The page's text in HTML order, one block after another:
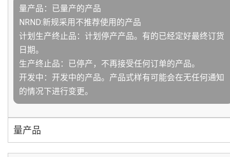
量产品：已量产的产品
NRND:新规采用不推荐使用的产品
计划生产终止品：计划停产产品。有的已经定好最终订货
日期。
生产终止品：已停产，不再接受任何订单的产品。
开发中：开发中的产品。产品式样有可能会在无任何通知
的情况下进行变更。
量产品